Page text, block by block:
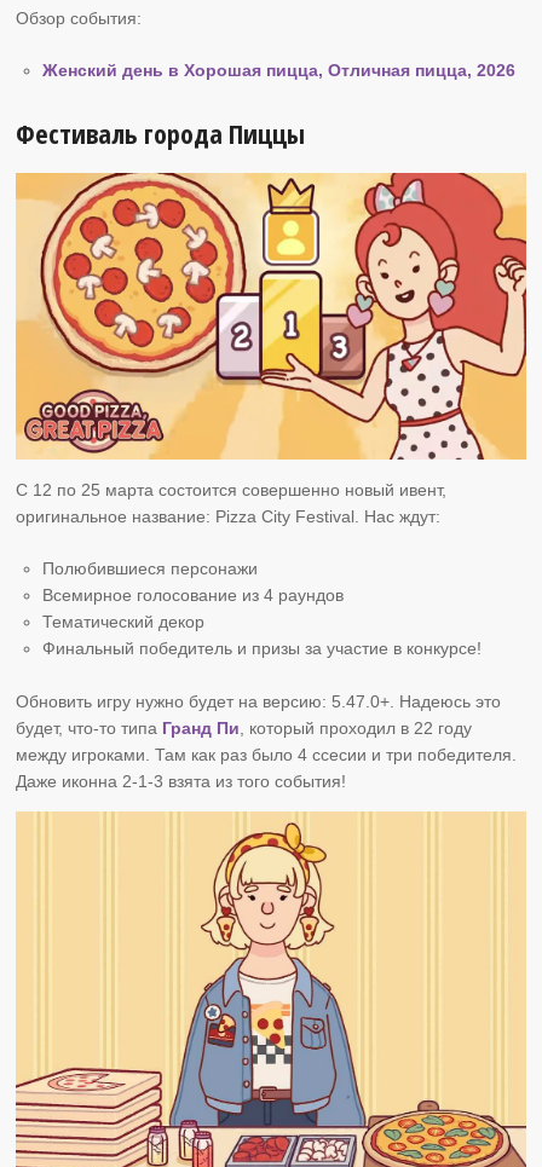
Обзор события:
Женский день в Хорошая пицца, Отличная пицца, 2026
Фестиваль города Пиццы
С 12 по 25 марта состоится совершенно новый ивент,
оригинальное название: Pizza City Festival. Нас ждут:
Полюбившиеся персонажи
Всемирное голосование из 4 раундов
Тематический декор
Финальный победитель и призы за участие в конкурсе!
Обновить игру нужно будет на версию: 5.47.0+. Надеюсь это
будет, что-то типа Гранд Пи , который проходил в 22 году
между игроками. Там как раз было 4 ссесии и три победителя.
Даже иконна 2-1-3 взята из того события!